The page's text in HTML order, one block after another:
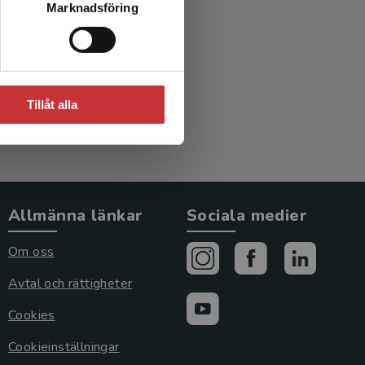
Marknadsföring
Tillåt alla
Allmänna länkar
Om oss
Avtal och rättigheter
Cookies
Cookieinställningar
Sociala medier